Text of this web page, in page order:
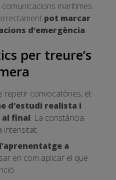
marítimes.
pot marcar
d’emergència.
per treure’s
repetir convocatòries, et
d’estudi realista i
final. La constància
intensitat.
a
en com aplicar el que